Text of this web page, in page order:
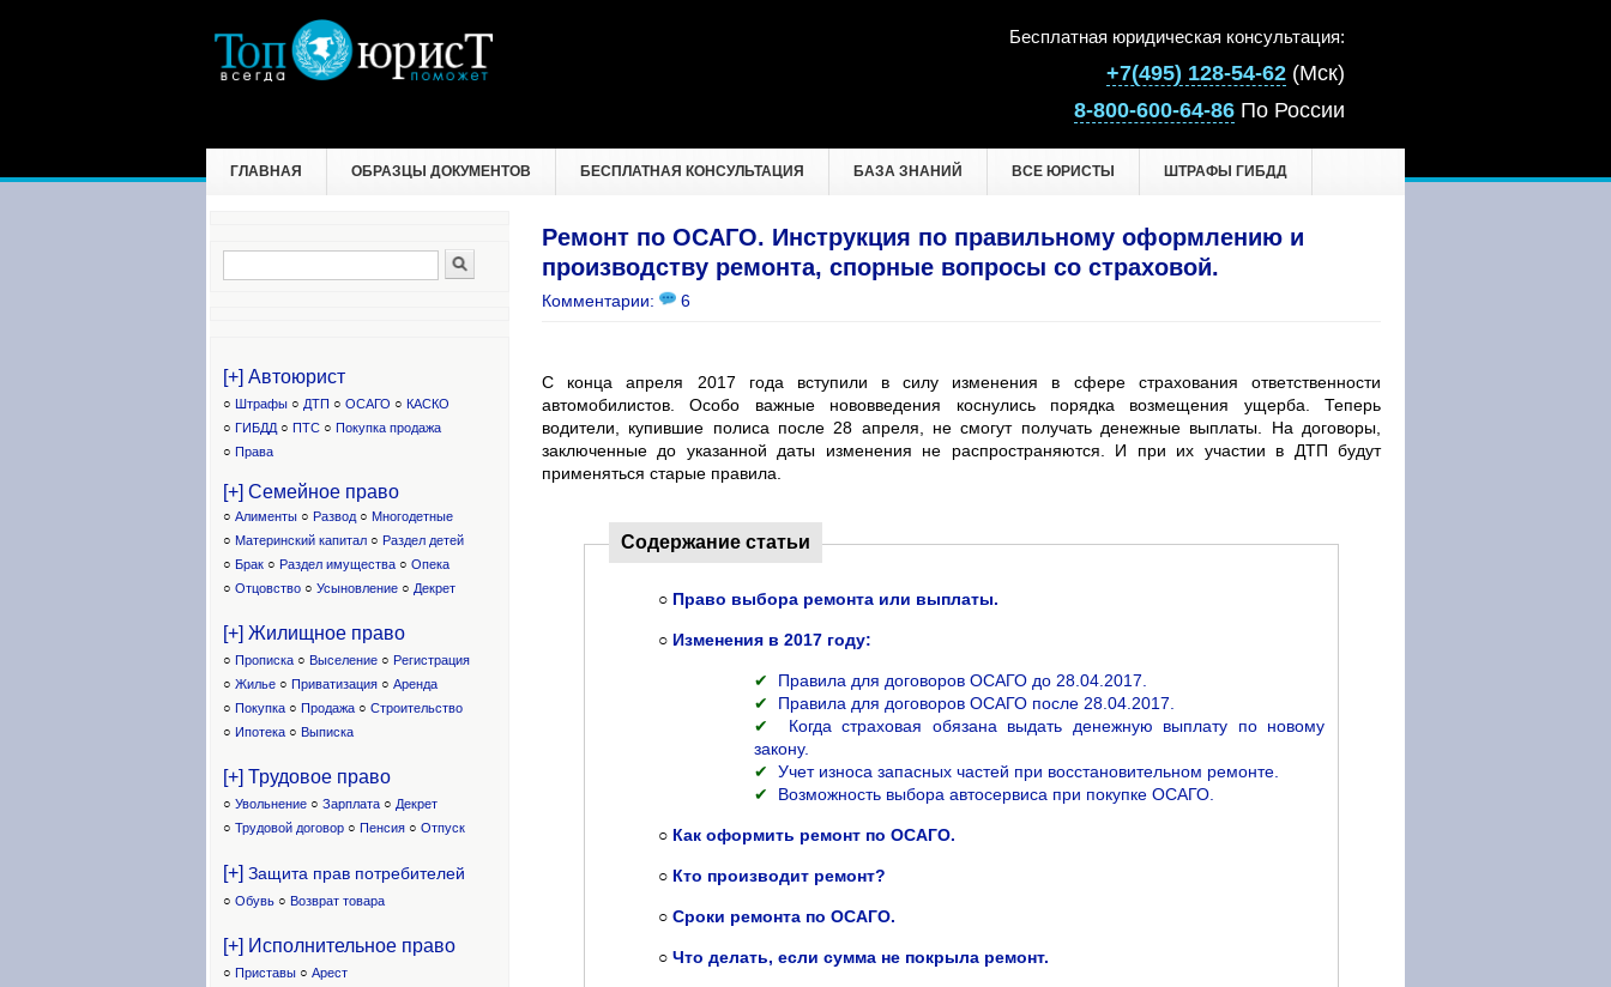
Бесплатная юридическая консультация:
+7(495) 128-54-62 (Мск)
8-800-600-64-86 По России
ГЛАВНАЯ ОБРАЗЦЫ ДОКУМЕНТОВ БЕСПЛАТНАЯ КОНСУЛЬТАЦИЯ БАЗА ЗНАНИЙ ВСЕ ЮРИСТЫ ШТРАФЫ ГИБДД
Ремонт по ОСАГО. Инструкция по правильному оформлению и
производству ремонта, спорные вопросы со страховой.
Комментарии: 6
С конца апреля 2017 года вступили в силу изменения в сфере страхования ответственности
автомобилистов. Особо важные нововведения коснулись порядка возмещения ущерба. Теперь
водители, купившие полиса после 28 апреля, не смогут получать денежные выплаты. На договоры,
заключенные до указанной даты изменения не распространяются. И при их участии в ДТП будут
применяться старые правила.
Содержание статьи
○ Право выбора ремонта или выплаты.
○ Изменения в 2017 году:
✔
Правила для договоров ОСАГО до 28.04.2017.
✔
Правила для договоров ОСАГО после 28.04.2017.
✔
Когда страховая обязана выдать денежную выплату по новому
закону.
✔
Учет износа запасных частей при восстановительном ремонте.
✔
Возможность выбора автосервиса при покупке ОСАГО.
○ Как оформить ремонт по ОСАГО.
○ Кто производит ремонт?
○ Сроки ремонта по ОСАГО.
○ Что делать, если сумма не покрыла ремонт.
Форма поиска
[+] Автоюрист
○ Штрафы ○ ДТП ○ ОСАГО ○ КАСКО
○ ГИБДД ○ ПТС ○ Покупка продажа
○ Права
[+] Семейное право
○ Алименты ○ Развод ○ Многодетные
○ Материнский капитал ○ Раздел детей
○ Брак ○ Раздел имущества ○ Опека
○ Отцовство ○ Усыновление ○ Декрет
[+] Жилищное право
○ Прописка ○ Выселение ○ Регистрация
○ Жилье ○ Приватизация ○ Аренда
○ Покупка ○ Продажа ○ Строительство
○ Ипотека ○ Выписка
[+] Трудовое право
○ Увольнение ○ Зарплата ○ Декрет
○ Трудовой договор ○ Пенсия ○ Отпуск
[+] Защита прав потребителей
○ Обувь ○ Возврат товара
[+] Исполнительное право
○ Приставы ○ Арест